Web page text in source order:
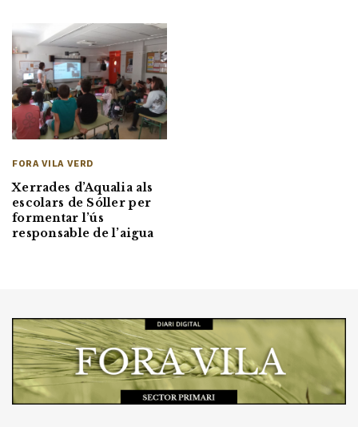
FORA VILA VERD
Xerrades d’Aqualia als
escolars de Sóller per
formentar l’ús
responsable de l’aigua